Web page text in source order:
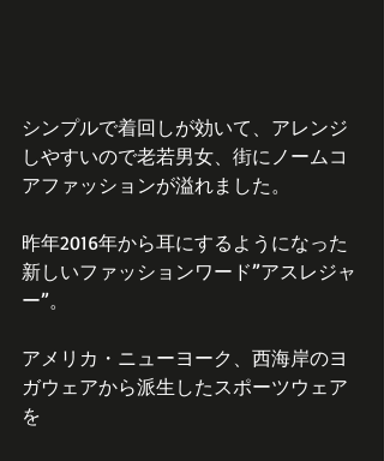
シンプルで着回しが効いて、アレンジ
しやすいので老若男女、街にノームコ
アファッションが溢れました。
昨年2016年から耳にするようになった
新しいファッションワード”アスレジャ
ー”。
アメリカ・ニューヨーク、西海岸のヨ
ガウェアから派生したスポーツウェア
を